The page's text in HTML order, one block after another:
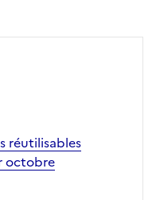
réutilisables
octobre